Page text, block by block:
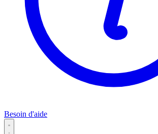
Besoin d'aide